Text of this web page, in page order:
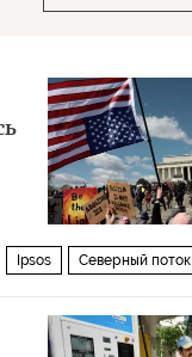
Ipsos Северный поток